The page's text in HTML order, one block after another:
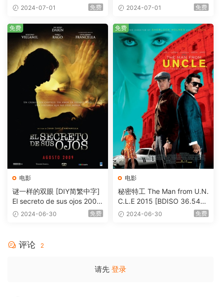
eHD5.1 [BDISO 22.64GB]
2024-07-01 免费
AVC.DTS-HD.MA.5.1-HDHo
2024-07-01 免费
电影
谜一样的双眼 [DIY简繁中字]
El secreto de sus ojos 2009
1080p Blu-ray AVC DTS-HD
2024-06-30 免费
免费
电影
秘密特工 The Man from U.N.
C.L.E 2015 [BDISO 36.54G
B] 2024-06-30 免费
免费
评论 2
请先 登录